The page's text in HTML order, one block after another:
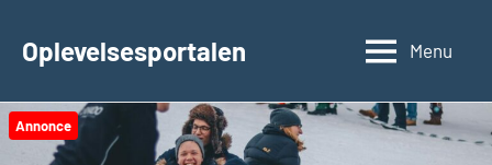
Oplevelsesportalen Menu
Annonce